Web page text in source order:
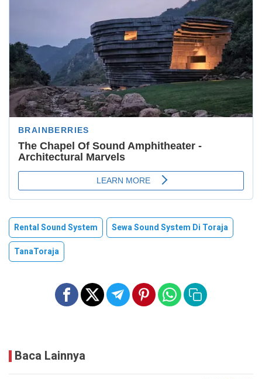
Rental Sound System
Sewa Sound System Di Toraja
TanaToraja
Baca Lainnya